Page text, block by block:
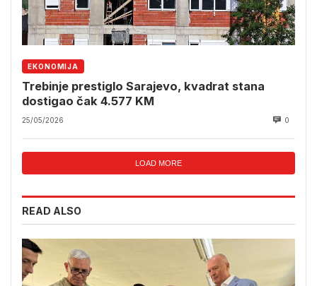
EKONOMIJA
Trebinje prestiglo Sarajevo, kvadrat stana
dostigao čak 4.577 KM
25/05/2026 0
LOAD MORE
READ ALSO